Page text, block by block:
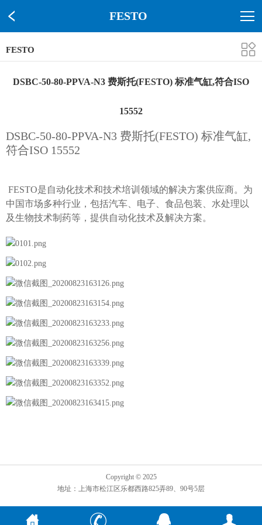
FESTO
FESTO
DSBC-50-80-PPVA-N3 费斯托(FESTO) 标准气缸,符合ISO
15552
DSBC-50-80-PPVA-N3 费斯托(FESTO) 标准气缸,
符合ISO 15552
FESTO是自动化技术和技术培训领域的解决方案供应商。为
中国市场多种行业，包括汽车、电子、食品包装、水处理以
及生物技术制药等，提供自动化技术及解决方案。
Copyright © 2025
地址：上海市松江区乐都西路825弄89、90号5层